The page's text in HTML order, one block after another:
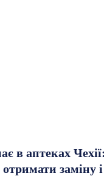
в аптеках
отримати заміну